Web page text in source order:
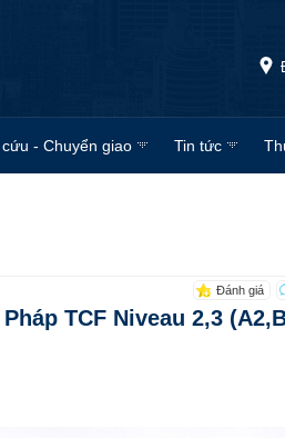
- Chuyển giao Tin tức
TCF Niveau 2,3
Đánh giá